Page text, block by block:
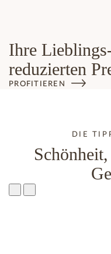
Ihre
reduzierten
PROFITIEREN
DIE